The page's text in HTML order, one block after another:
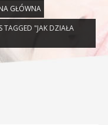
GŁÓWNA
TAGGED "JAK DZIAŁA